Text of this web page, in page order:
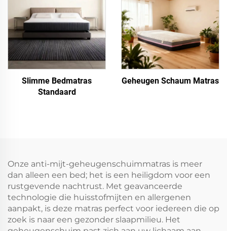
Slimme Bedmatras
Standaard
Geheugen Schaum Matras
Onze anti-mijt-geheugenschuimmatras is meer
dan alleen een bed; het is een heiligdom voor een
rustgevende nachtrust. Met geavanceerde
technologie die huisstofmijten en allergenen
aanpakt, is deze matras perfect voor iedereen die op
zoek is naar een gezonder slaapmilieu. Het